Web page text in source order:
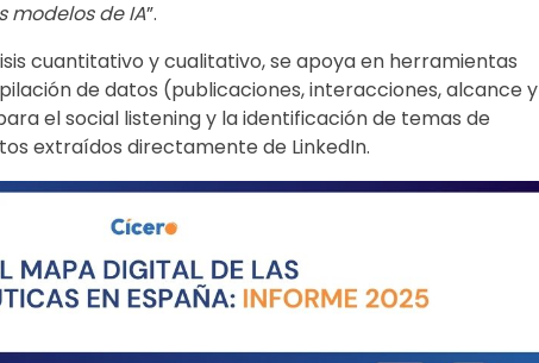
modelos de IA”.
cuantitativo y cualitativo, se apoya en herramientas
de datos (publicaciones, interacciones, alcance y
el social listening y la identificación de temas de
extraídos directamente de LinkedIn.